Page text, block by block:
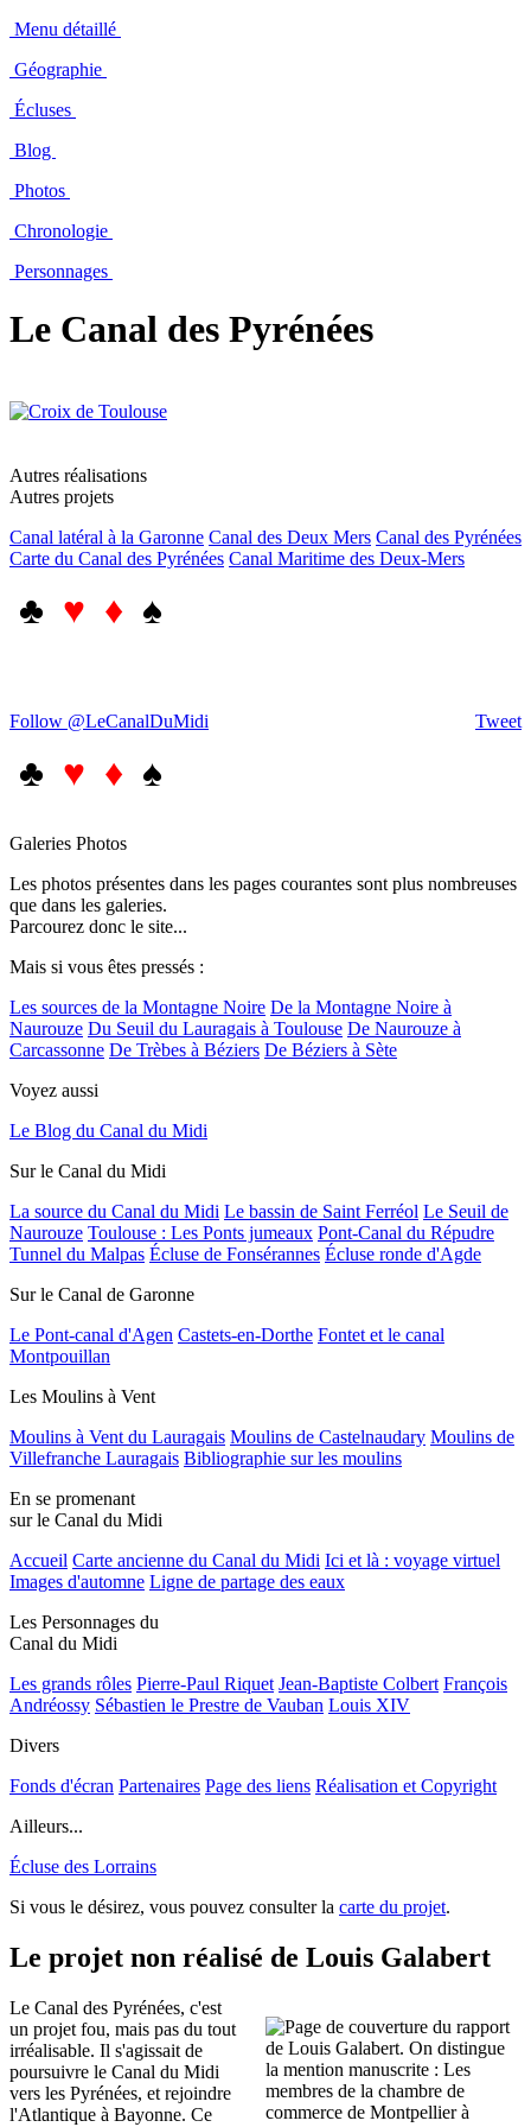
Menu détaillé
Géographie
Écluses
Blog
Photos
Chronologie
Personnages
Le Canal des Pyrénées
Autres réalisations
Autres projets
Canal latéral à la Garonne Canal des Deux Mers Canal des Pyrénées
Carte du Canal des Pyrénées Canal Maritime des Deux-Mers
♣ ♥ ♦ ♠
Tweet
Follow @LeCanalDuMidi
♣ ♥ ♦ ♠
Galeries Photos
Les photos présentes dans les pages courantes sont plus nombreuses
que dans les galeries.
Parcourez donc le site...
Mais si vous êtes pressés :
Les sources de la Montagne Noire De la Montagne Noire à
Naurouze Du Seuil du Lauragais à Toulouse De Naurouze à
Carcassonne De Trèbes à Béziers De Béziers à Sète
Voyez aussi
Le Blog du Canal du Midi
Sur le Canal du Midi
La source du Canal du Midi Le bassin de Saint Ferréol Le Seuil de
Naurouze Toulouse : Les Ponts jumeaux Pont-Canal du Répudre
Tunnel du Malpas Écluse de Fonsérannes Écluse ronde d'Agde
Sur le Canal de Garonne
Le Pont-canal d'Agen Castets-en-Dorthe Fontet et le canal
Montpouillan
Les Moulins à Vent
Moulins à Vent du Lauragais Moulins de Castelnaudary Moulins de
Villefranche Lauragais Bibliographie sur les moulins
En se promenant
sur le Canal du Midi
Accueil Carte ancienne du Canal du Midi Ici et là : voyage virtuel
Images d'automne Ligne de partage des eaux
Les Personnages du
Canal du Midi
Les grands rôles Pierre-Paul Riquet Jean-Baptiste Colbert François
Andréossy Sébastien le Prestre de Vauban Louis XIV
Divers
Fonds d'écran Partenaires Page des liens Réalisation et Copyright
Ailleurs...
Écluse des Lorrains
Si vous le désirez, vous pouvez consulter la carte du projet.
Le projet non réalisé de Louis Galabert
Le Canal des Pyrénées, c'est
un projet fou, mais pas du tout
irréalisable. Il s'agissait de
poursuivre le Canal du Midi
vers les Pyrénées, et rejoindre
l'Atlantique à Bayonne. Ce